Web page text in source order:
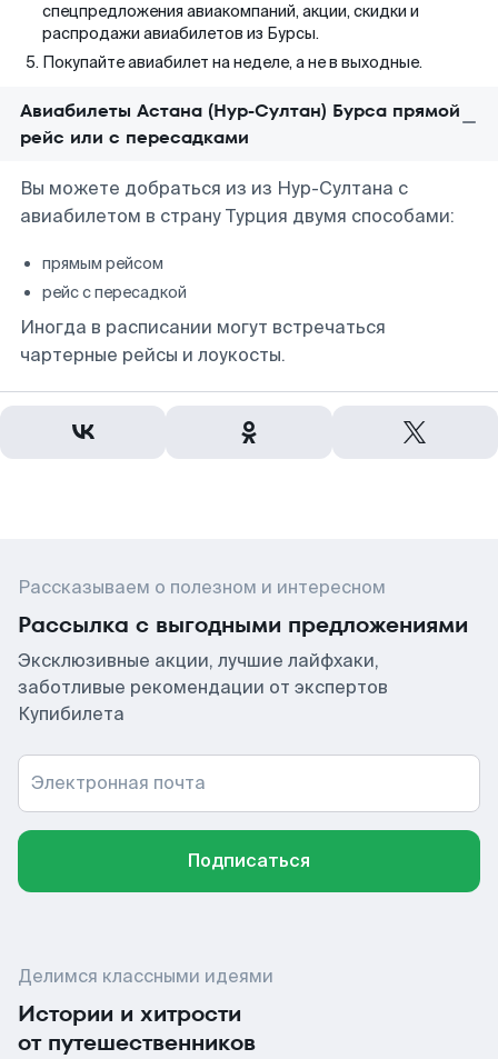
спецпредложения авиакомпаний, акции, скидки и
распродажи авиабилетов из Бурсы.
Покупайте авиабилет на неделе, а не в выходные.
Авиабилеты Астана (Нур-Султан) Бурса прямой
рейс или с пересадками
Вы можете добраться из из Нур-Султана с
авиабилетом в страну Турция двумя способами:
прямым рейсом
рейс с пересадкой
Иногда в расписании могут встречаться
чартерные рейсы и лоукосты.
Рассказываем о полезном и интересном
Рассылка с выгодными предложениями
Эксклюзивные акции, лучшие лайфхаки,
заботливые рекомендации от экспертов
Купибилета
Электронная почта
Подписаться
Делимся классными идеями
Истории и хитрости
от путешественников